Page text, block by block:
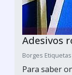
Adesivos
Borges
Para saber